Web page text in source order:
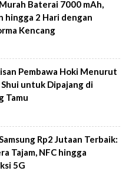
Baterai 7000 mAh,
hingga 2 Hari dengan
Kencang
Pembawa Hoki Menurut
untuk Dipajang di
Tamu
Rp2 Jutaan Terbaik:
Tajam, NFC hingga
5G